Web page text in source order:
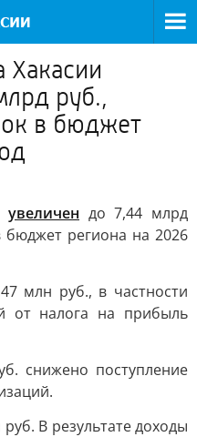
руб.,
в бюджет
увеличен до 7,44 млрд
бюджет региона на 2026
млн руб., в частности
от налога на прибыль
снижено поступление
В результате доходы